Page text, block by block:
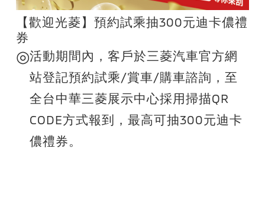
【歡迎光菱】預約試乘抽300元迪卡儂禮
券
◎活動期間內，客戶於三菱汽車官方網
站登記預約試乘/賞車/購車諮詢，至
全台中華三菱展示中心採用掃描QR
CODE方式報到，最高可抽300元迪卡
儂禮券。